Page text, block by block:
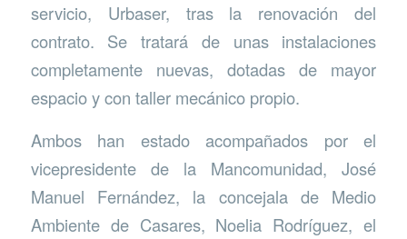
servicio, Urbaser, tras la renovación del
contrato. Se tratará de unas instalaciones
completamente nuevas, dotadas de mayor
espacio y con taller mecánico propio.
Ambos han estado acompañados por el
vicepresidente de la Mancomunidad, José
Manuel Fernández, la concejala de Medio
Ambiente de Casares, Noelia Rodríguez, el